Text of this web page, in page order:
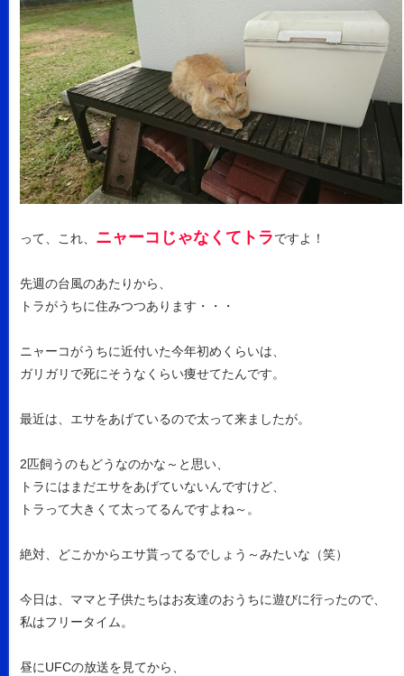
って、これ、 ニャーコじゃなくてトラですよ！
先週の台風のあたりから、
トラがうちに住みつつあります・・・
ニャーコがうちに近付いた今年初めくらいは、
ガリガリで死にそうなくらい痩せてたんです。
最近は、エサをあげているので太って来ましたが。
2匹飼うのもどうなのかな～と思い、
トラにはまだエサをあげていないんですけど、
トラって大きくて太ってるんですよね～。
絶対、どこかからエサ貰ってるでしょう～みたいな（笑）
今日は、ママと子供たちはお友達のおうちに遊びに行ったので、
私はフリータイム。
昼にUFCの放送を見てから、